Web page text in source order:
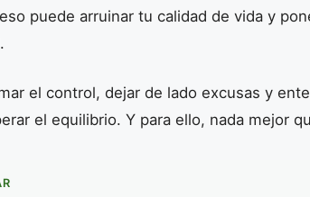
puede arruinar tu calidad de vida y
el control, dejar de lado excusas y
el equilibrio. Y para ello, nada mejor